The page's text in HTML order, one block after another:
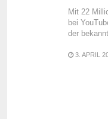
Mit 22
bei
der
3. APRIL